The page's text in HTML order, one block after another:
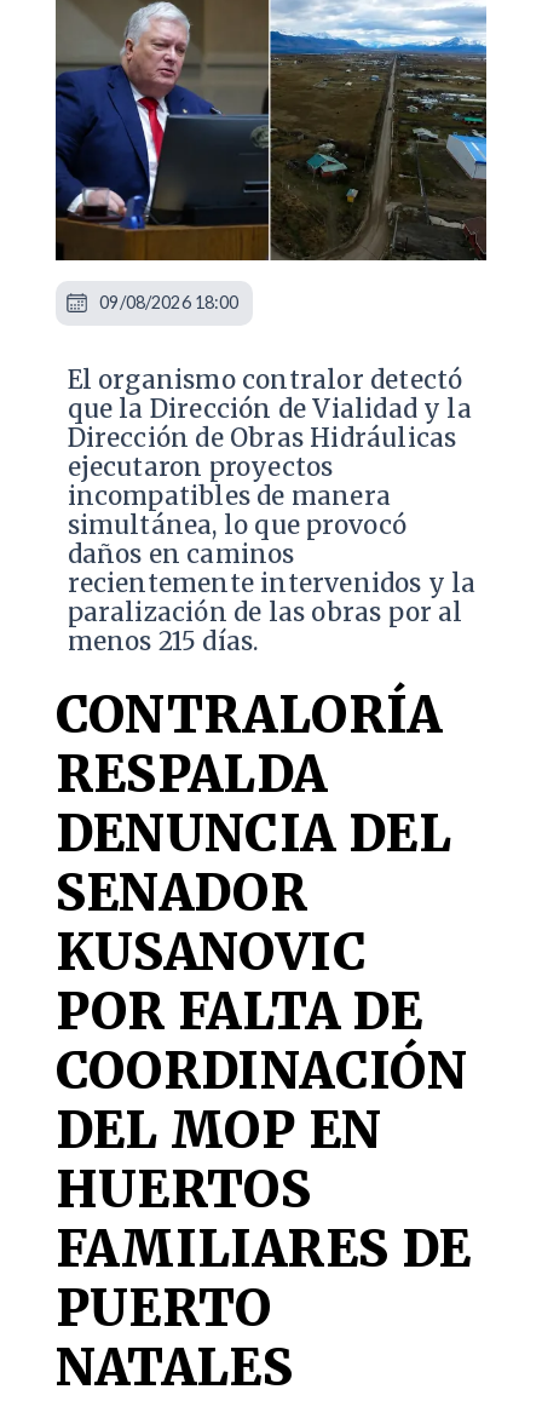
El organismo contralor detectó
que la Dirección de Vialidad y la
Dirección de Obras Hidráulicas
ejecutaron proyectos
incompatibles de manera
simultánea, lo que provocó
daños en caminos
recientemente intervenidos y la
paralización de las obras por al
menos 215 días.
CONTRALORÍA
RESPALDA
DENUNCIA DEL
SENADOR
KUSANOVIC
POR FALTA DE
COORDINACIÓN
DEL MOP EN
HUERTOS
FAMILIARES DE
PUERTO
NATALES
09/08/2026 18:00